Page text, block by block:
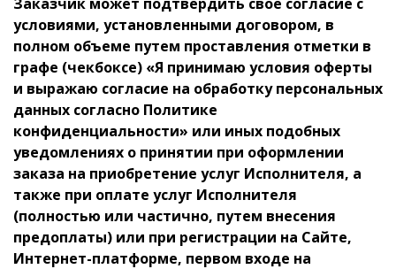
условиями, установленными договором, в
полном объеме путем проставления отметки в
графе (чекбоксе) «Я принимаю условия оферты
и выражаю согласие на обработку персональных
данных согласно Политике
конфиденциальности» или иных подобных
уведомлениях о принятии при оформлении
заказа на приобретение услуг Исполнителя, а
также при оплате услуг Исполнителя
(полностью или частично, путем внесения
предоплаты) или при регистрации на Сайте,
Интернет-платформе, первом входе на